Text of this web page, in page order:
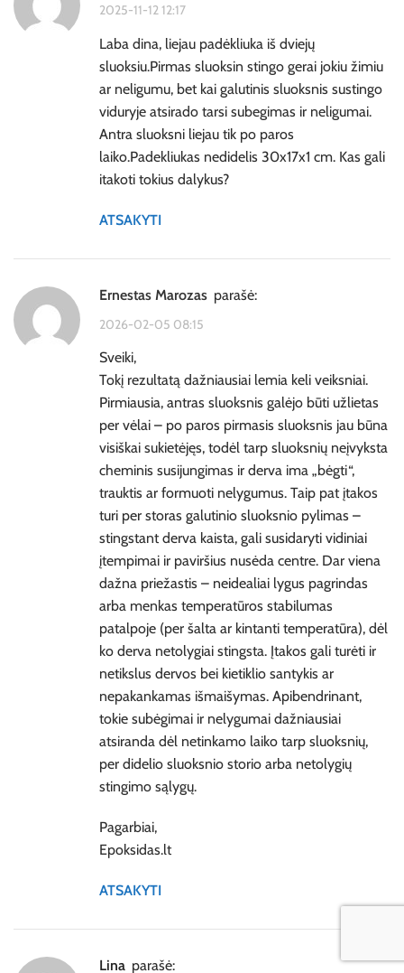
2025-11-12 12:17
Laba dina, liejau padėkliuka iš dviejų
sluoksiu.Pirmas sluoksin stingo gerai jokiu žimiu
ar neligumu, bet kai galutinis sluoksnis sustingo
viduryje atsirado tarsi subegimas ir neligumai.
Antra sluoksni liejau tik po paros
laiko.Padekliukas nedidelis 30x17x1 cm. Kas gali
itakoti tokius dalykus?
ATSAKYTI
Ernestas Marozas parašė:
2026-02-05 08:15
Sveiki,
Tokį rezultatą dažniausiai lemia keli veiksniai.
Pirmiausia, antras sluoksnis galėjo būti užlietas
per vėlai – po paros pirmasis sluoksnis jau būna
visiškai sukietėjęs, todėl tarp sluoksnių neįvyksta
cheminis susijungimas ir derva ima „bėgti“,
trauktis ar formuoti nelygumus. Taip pat įtakos
turi per storas galutinio sluoksnio pylimas –
stingstant derva kaista, gali susidaryti vidiniai
įtempimai ir paviršius nusėda centre. Dar viena
dažna priežastis – neidealiai lygus pagrindas
arba menkas temperatūros stabilumas
patalpoje (per šalta ar kintanti temperatūra), dėl
ko derva netolygiai stingsta. Įtakos gali turėti ir
netikslus dervos bei kietiklio santykis ar
nepakankamas išmaišymas. Apibendrinant,
tokie subėgimai ir nelygumai dažniausiai
atsiranda dėl netinkamo laiko tarp sluoksnių,
per didelio sluoksnio storio arba netolygių
stingimo sąlygų.
Pagarbiai,
Epoksidas.lt
ATSAKYTI
Lina parašė: